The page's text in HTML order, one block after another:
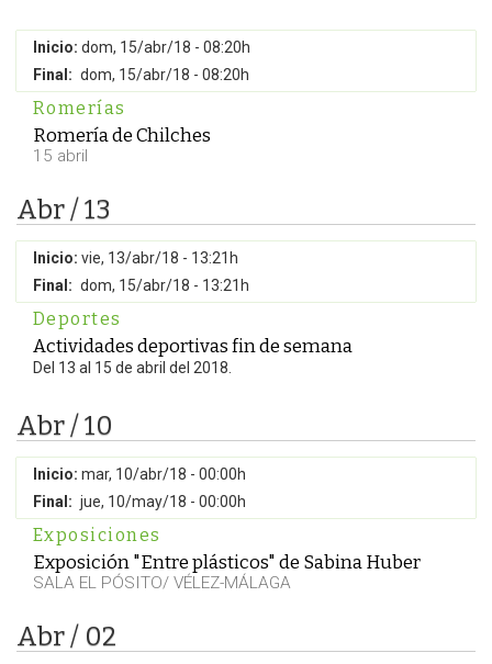
Inicio: dom, 15/abr/18 - 08:20h
Final: dom, 15/abr/18 - 08:20h
Romerías
Romería de Chilches
15 abril
Abr / 13
Inicio: vie, 13/abr/18 - 13:21h
Final: dom, 15/abr/18 - 13:21h
Deportes
Actividades deportivas fin de semana
Del 13 al 15 de abril del 2018.
Abr / 10
Inicio: mar, 10/abr/18 - 00:00h
Final: jue, 10/may/18 - 00:00h
Exposiciones
Exposición "Entre plásticos" de Sabina Huber
SALA EL PÓSITO/ VÉLEZ-MÁLAGA
Abr / 02